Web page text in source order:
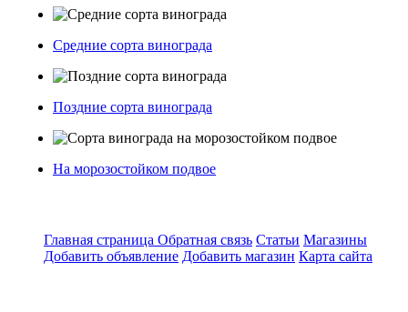
Средние сорта винограда
Поздние сорта винограда
На морозостойком подвое
Главная страница Обратная связь Статьи Магазины
Добавить объявление Добавить магазин Карта сайта